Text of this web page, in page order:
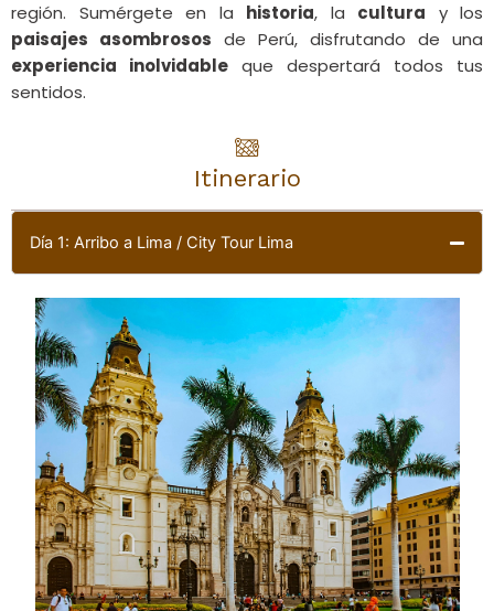
región. Sumérgete en la historia, la cultura y los
paisajes asombrosos de Perú, disfrutando de una
experiencia inolvidable que despertará todos tus
sentidos.
Itinerario
Día 1: Arribo a Lima / City Tour Lima